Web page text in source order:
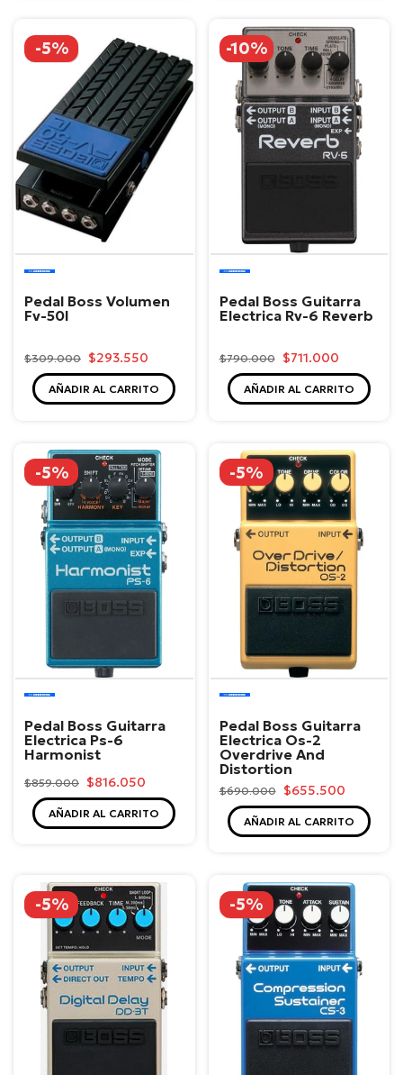
-5%
Boss
Pedal Boss Volumen
Fv-50l
$309.000 $293.550
AÑADIR AL CARRITO
-10%
Boss
Pedal Boss Guitarra
Electrica Rv-6 Reverb
$790.000 $711.000
AÑADIR AL CARRITO
-5%
Boss
Pedal Boss Guitarra
Electrica Ps-6
Harmonist
$859.000 $816.050
AÑADIR AL CARRITO
-5%
Boss
Pedal Boss Guitarra
Electrica Os-2
Overdrive And
Distortion
$690.000 $655.500
AÑADIR AL CARRITO
-5% -5%